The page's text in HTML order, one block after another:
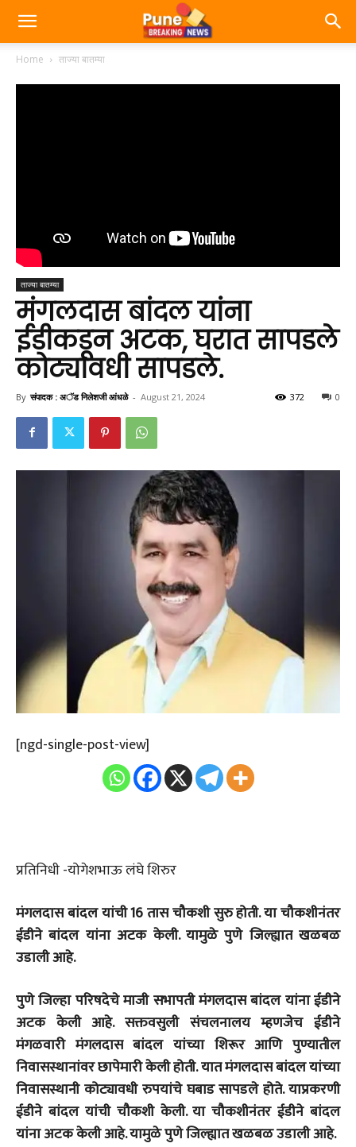
Home ताज्या बातम्या
ताज्या बातम्या
मंगलदास बांदल यांना
ईडीकडून अटक, घरात सापडले
कोट्यावधी सापडले.
By संपादक : अॅड निलेशजी आंधळे - August 21, 2024 0
372
[ngd-single-post-view]
प्रतिनिधी -योगेशभाऊ लंघे शिरुर
मंगलदास बांदल यांची 16 तास चौकशी सुरु होती. या चौकशीनंतर
ईडीने बांदल यांना अटक केली. यामुळे पुणे जिल्ह्यात खळबळ
उडाली आहे.
पुणे जिल्हा परिषदेचे माजी सभापती मंगलदास बांदल यांना ईडीने
अटक केली आहे. सक्तवसुली संचलनालय म्हणजेच ईडीने
मंगळवारी मंगलदास बांदल यांच्या शिरूर आणि पुण्यातील
निवासस्थानांवर छापेमारी केली होती. यात मंगलदास बांदल यांच्या
निवासस्थानी कोट्यावधी रुपयांचे घबाड सापडले होते. याप्रकरणी
ईडीने बांदल यांची चौकशी केली. या चौकशीनंतर ईडीने बांदल
यांना अटक केली आहे. यामुळे पुणे जिल्ह्यात खळबळ उडाली आहे.